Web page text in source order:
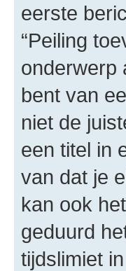
eerste
“Peiling
onderwerp
bent van
niet de
een titel in
van dat je
kan ook
geduurd
tijdslimiet